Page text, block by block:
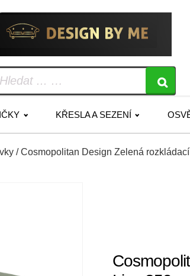
KŘESLA A SEZENÍ
/ Cosmopolitan Design Zelená